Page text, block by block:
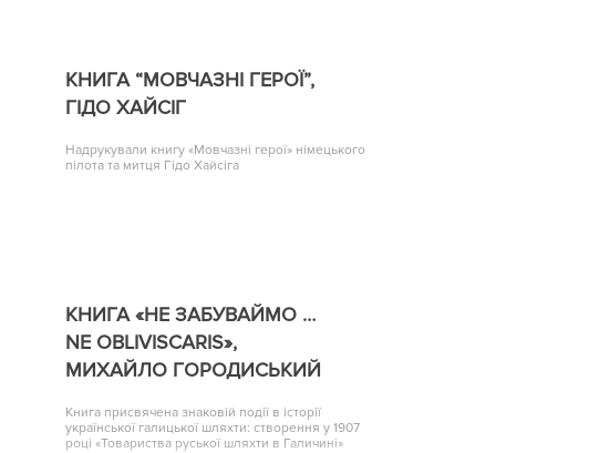
КНИГА “МОВЧАЗНІ ГЕРОЇ”,
ГІДО ХАЙСІГ
Надрукували книгу «Мовчазні герої» німецького
пілота та митця Гідо Хайсіга
КНИГА «НЕ ЗАБУВАЙМО …
NE OBLIVISCARIS»,
МИХАЙЛО ГОРОДИСЬКИЙ
Книга присвячена знаковій події в історії
української галицької шляхти: створення у 1907
році «Товариства руської шляхти в Галичині»